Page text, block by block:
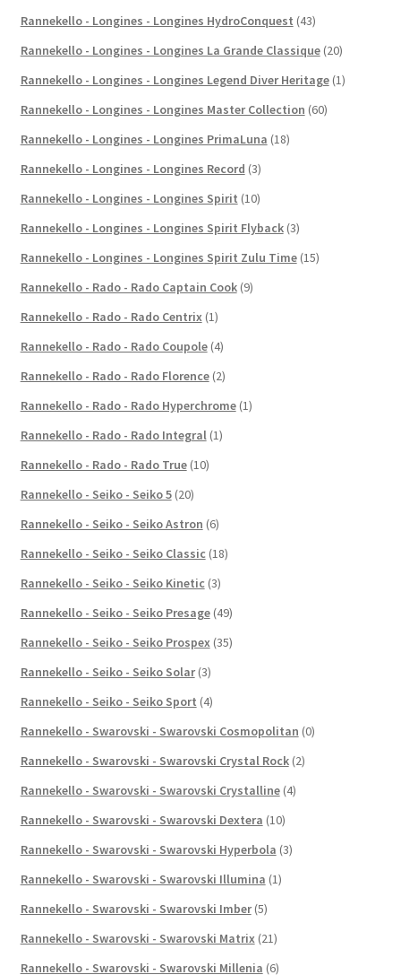
Rannekello - Longines - Longines HydroConquest (43)
Rannekello - Longines - Longines La Grande Classique (20)
Rannekello - Longines - Longines Legend Diver Heritage (1)
Rannekello - Longines - Longines Master Collection (60)
Rannekello - Longines - Longines PrimaLuna (18)
Rannekello - Longines - Longines Record (3)
Rannekello - Longines - Longines Spirit (10)
Rannekello - Longines - Longines Spirit Flyback (3)
Rannekello - Longines - Longines Spirit Zulu Time (15)
Rannekello - Rado - Rado Captain Cook (9)
Rannekello - Rado - Rado Centrix (1)
Rannekello - Rado - Rado Coupole (4)
Rannekello - Rado - Rado Florence (2)
Rannekello - Rado - Rado Hyperchrome (1)
Rannekello - Rado - Rado Integral (1)
Rannekello - Rado - Rado True (10)
Rannekello - Seiko - Seiko 5 (20)
Rannekello - Seiko - Seiko Astron (6)
Rannekello - Seiko - Seiko Classic (18)
Rannekello - Seiko - Seiko Kinetic (3)
Rannekello - Seiko - Seiko Presage (49)
Rannekello - Seiko - Seiko Prospex (35)
Rannekello - Seiko - Seiko Solar (3)
Rannekello - Seiko - Seiko Sport (4)
Rannekello - Swarovski - Swarovski Cosmopolitan (0)
Rannekello - Swarovski - Swarovski Crystal Rock (2)
Rannekello - Swarovski - Swarovski Crystalline (4)
Rannekello - Swarovski - Swarovski Dextera (10)
Rannekello - Swarovski - Swarovski Hyperbola (3)
Rannekello - Swarovski - Swarovski Illumina (1)
Rannekello - Swarovski - Swarovski Imber (5)
Rannekello - Swarovski - Swarovski Matrix (21)
Rannekello - Swarovski - Swarovski Millenia (6)